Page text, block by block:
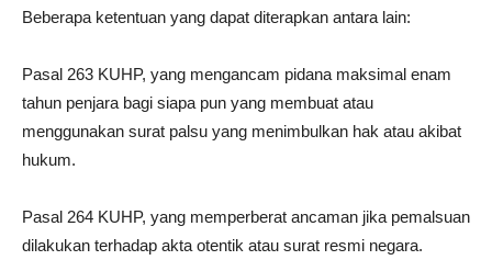
Beberapa ketentuan yang dapat diterapkan antara lain:
Pasal 263 KUHP, yang mengancam pidana maksimal enam
tahun penjara bagi siapa pun yang membuat atau
menggunakan surat palsu yang menimbulkan hak atau akibat
hukum.
Pasal 264 KUHP, yang memperberat ancaman jika pemalsuan
dilakukan terhadap akta otentik atau surat resmi negara.